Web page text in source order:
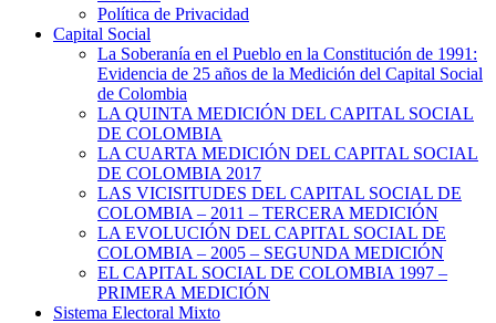
Política de Privacidad
Capital Social
La Soberanía en el Pueblo en la Constitución de 1991:
Evidencia de 25 años de la Medición del Capital Social
de Colombia
LA QUINTA MEDICIÓN DEL CAPITAL SOCIAL
DE COLOMBIA
LA CUARTA MEDICIÓN DEL CAPITAL SOCIAL
DE COLOMBIA 2017
LAS VICISITUDES DEL CAPITAL SOCIAL DE
COLOMBIA – 2011 – TERCERA MEDICIÓN
LA EVOLUCIÓN DEL CAPITAL SOCIAL DE
COLOMBIA – 2005 – SEGUNDA MEDICIÓN
EL CAPITAL SOCIAL DE COLOMBIA 1997 –
PRIMERA MEDICIÓN
Sistema Electoral Mixto